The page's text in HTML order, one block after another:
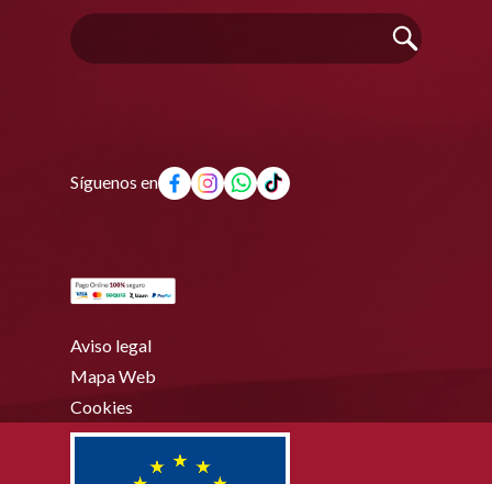
Síguenos en
Aviso legal
Mapa Web
Cookies